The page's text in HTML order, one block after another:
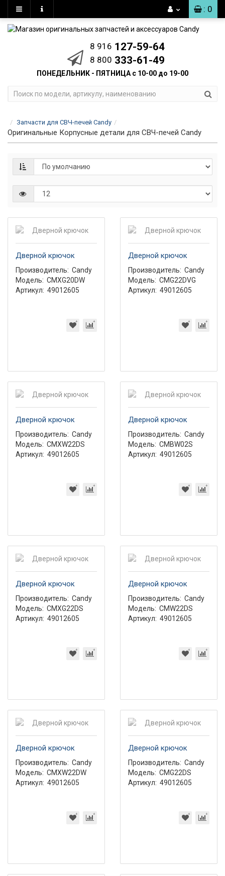
: 0
8 916 127-59-64
8 800 333-61-49
ПОНЕДЕЛЬНИК - ПЯТНИЦА с 10-00 до 19-00
Запчасти для СВЧ-печей Candy
Оригинальные Корпусные детали для СВЧ-печей Candy
Дверной крючок
Производитель: Candy
Модель: CMXG20DW
Артикул: 49012605
Дверной крючок
Производитель: Candy
Модель: CMG22DVG
Артикул: 49012605
Дверной крючок
Производитель: Candy
Модель: CMXW22DS
Артикул: 49012605
Дверной крючок
Производитель: Candy
Модель: CMBW02S
Артикул: 49012605
Дверной крючок
Производитель: Candy
Модель: CMXG22DS
Артикул: 49012605
Дверной крючок
Производитель: Candy
Модель: CMW22DS
Артикул: 49012605
Дверной крючок
Производитель: Candy
Модель: CMXW22DW
Артикул: 49012605
Дверной крючок
Производитель: Candy
Модель: CMG22DS
Артикул: 49012605